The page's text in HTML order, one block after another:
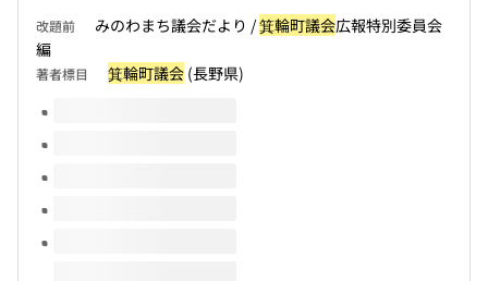
改題前 みのわまち議会だより /箕輪町議会広報特別委員会
編
著者標目 箕輪町議会 (長野県)
このタイトルの巻号